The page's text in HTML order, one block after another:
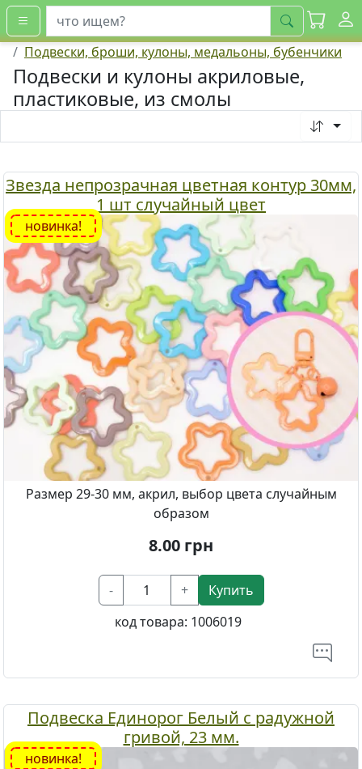
искать
Подвески, броши, кулоны, медальоны, бубенчики
Подвески и кулоны акриловые,
пластиковые, из смолы
Звезда непрозрачная цветная контур 30мм,
1 шт случайный цвет
новинка!
Размер 29-30 мм, акрил, выбор цвета случайным
образом
8.00 грн
- +
Купить
код товара: 1006019
Подвеска Единорог Белый с радужной
гривой, 23 мм.
новинка!